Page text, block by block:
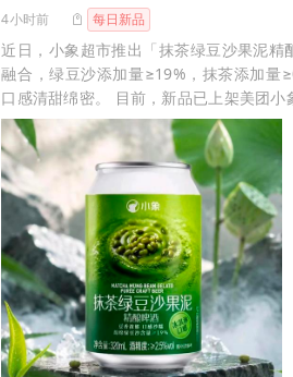
4小时前 每日新品
近日，小象超市推出「抹茶绿豆沙果泥
融合，绿豆沙添加量≥19%，抹茶添加量
口感清甜绵密。 目前，新品已上架美团小